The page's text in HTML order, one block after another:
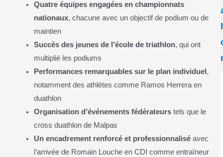
Quatre équipes engagées en championnats
nationaux, chacune avec un objectif de podium ou de
maintien
Succès des jeunes de l’école de triathlon, qui ont
multiplié les podiums
Performances remarquables sur le plan individuel ,
notamment des athlètes comme Ramos Herrera en
duathlon
Organisation d’événements fédérateurs tels que le
cross duathlon de Malpas
Un encadrement renforcé et professionnalisé avec
l’arrivée de Romain Louche en CDI comme entraîneur